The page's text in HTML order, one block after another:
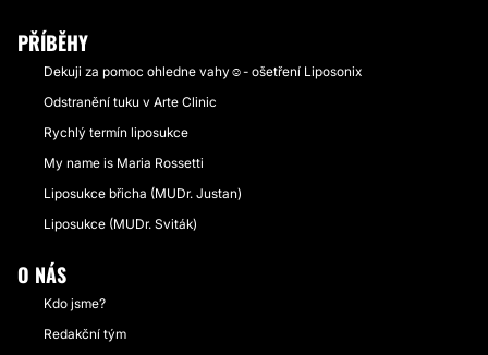
PŘÍBĚHY
Dekuji za pomoc ohledne vahy☺️- ošetření Liposonix
Odstranění tuku v Arte Clinic
Rychlý termín liposukce
My name is Maria Rossetti
Liposukce břicha (MUDr. Justan)
Liposukce (MUDr. Sviták)
O NÁS
Kdo jsme?
Redakční tým